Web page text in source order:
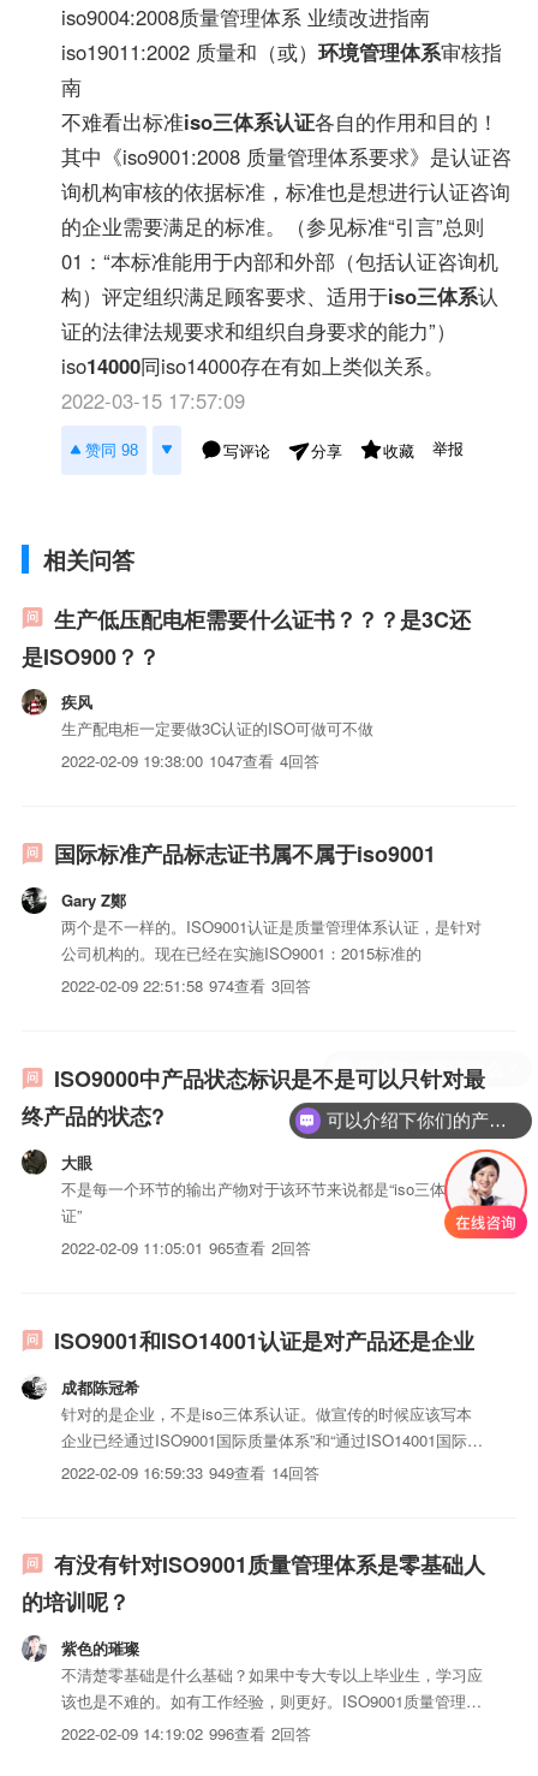
iso9004:2008质量管理体系 业绩改进指南
iso19011:2002 质量和（或）环境管理体系审核指
南
不难看出标准iso三体系认证各自的作用和目的！
其中《iso9001:2008 质量管理体系要求》是认证咨
询机构审核的依据标准，标准也是想进行认证咨询
的企业需要满足的标准。（参见标准“引言”总则
01：“本标准能用于内部和外部（包括认证咨询机
构）评定组织满足顾客要求、适用于iso三体系认
证的法律法规要求和组织自身要求的能力”）
iso14000同iso14000存在有如上类似关系。
2022-03-15 17:57:09
赞同 98 写评论 分享 收藏 举报
相关问答
生产低压配电柜需要什么证书？？？是3C还
是ISO900？？
疾风
生产配电柜一定要做3C认证的ISO可做可不做
2022-02-09 19:38:00 1047查看 4回答
国际标准产品标志证书属不属于iso9001
Gary Z鄭
两个是不一样的。ISO9001认证是质量管理体系认证，是针对
公司机构的。现在已经在实施ISO9001：2015标准的
2022-02-09 22:51:58 974查看 3回答
ISO9000中产品状态标识是不是可以只针对最
终产品的状态?
大眼
不是每一个环节的输出产物对于该环节来说都是“iso三体系认
证”
2022-02-09 11:05:01 965查看 2回答
ISO9001和ISO14001认证是对产品还是企业
成都陈冠希
针对的是企业，不是iso三体系认证。做宣传的时候应该写本
企业已经通过ISO9001国际质量体系”和“通过ISO14001国际环
境体系认证”！你那样写，即使不造成纠纷，别人也会人们你
2022-02-09 16:59:33 949查看 14回答
有没有针对ISO9001质量管理体系是零基础人
的培训呢？
紫色的璀璨
不清楚零基础是什么基础？如果中专大专以上毕业生，学习应
该也是不难的。如有工作经验，则更好。ISO9001质量管理体
系要求，是一管理标准；只要理解一个公司的一般运作，学习
2022-02-09 14:19:02 996查看 2回答
可以介绍下你们的产品么？